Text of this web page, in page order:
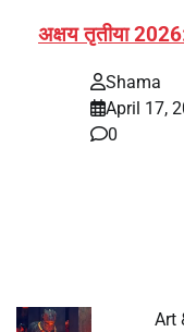
अक्षय तृतीया
Shama
April 17,
0
Art